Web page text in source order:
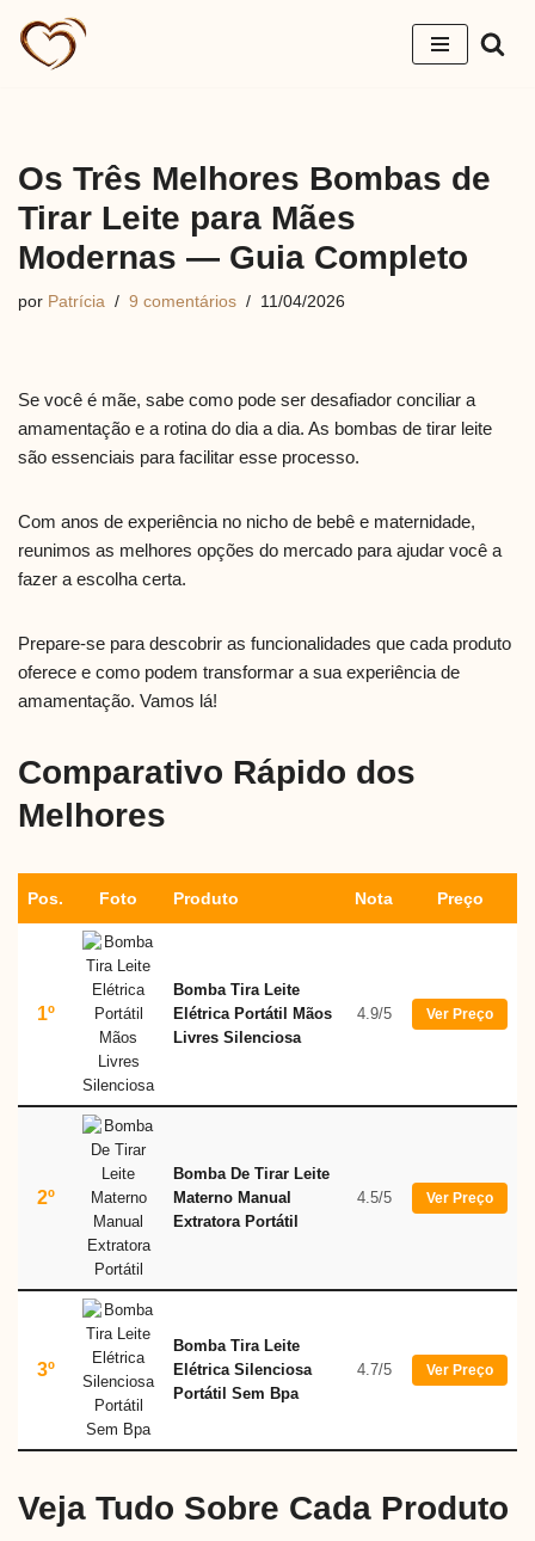
Pular
Os Três Melhores Bombas de
Tirar Leite para Mães
Modernas — Guia Completo
por Patrícia 9 comentários 11/04/2026
Se você é mãe, sabe como pode ser desafiador conciliar a
amamentação e a rotina do dia a dia. As bombas de tirar leite
são essenciais para facilitar esse processo.
Com anos de experiência no nicho de bebê e maternidade,
reunimos as melhores opções do mercado para ajudar você a
fazer a escolha certa.
Prepare-se para descobrir as funcionalidades que cada produto
oferece e como podem transformar a sua experiência de
amamentação. Vamos lá!
Comparativo Rápido dos
Melhores
Pos. Foto Produto Nota Preço
1º
Bomba Tira Leite
Elétrica Portátil Mãos
Livres Silenciosa
4.9/5 Ver Preço
2º
Bomba De Tirar Leite
Materno Manual
Extratora Portátil
4.5/5 Ver Preço
3º
Bomba Tira Leite
Elétrica Silenciosa
Portátil Sem Bpa
4.7/5 Ver Preço
Veja Tudo Sobre Cada Produto